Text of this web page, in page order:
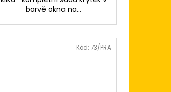
barvě okna na...
Kód: 73/PRA